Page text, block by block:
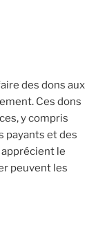
des dons aux
Ces dons
y compris
payants et des
le
peuvent les